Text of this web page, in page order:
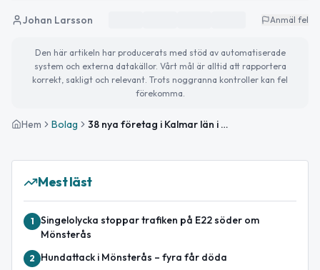
Johan Larsson Anmäl fel
Den här artikeln har producerats med stöd av automatiserade
system och externa datakällor. Vårt mål är alltid att rapportera
korrekt, sakligt och relevant. Trots noggranna kontroller kan fel
förekomma.
Hem Bolag 38 nya företag i Kalmar län i maj 2026 – Mönsterås noterade två nyregistreringar
Mest läst
1
Singelolycka stoppar trafiken på E22 söder om
Mönsterås
2 Hundattack i Mönsterås – fyra får döda